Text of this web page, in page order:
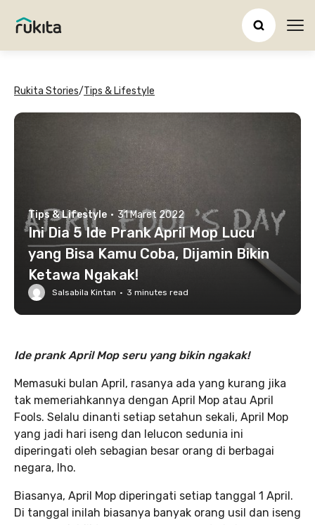
Rukita Stories/Tips & Lifestyle
Tips & Lifestyle · 31 Maret 2022
Ini Dia 5 Ide Prank April Mop Lucu
yang Bisa Kamu Coba, Dijamin Bikin
Ketawa Ngakak!
Salsabila Kintan · 3 minutes read
Ide prank April Mop seru yang bikin ngakak!
Memasuki bulan April, rasanya ada yang kurang jika
tak memeriahkannya dengan April Mop atau April
Fools. Selalu dinanti setiap setahun sekali, April Mop
yang jadi hari iseng dan lelucon sedunia ini
diperingati oleh sebagian besar orang di berbagai
negara, lho.
Biasanya, April Mop diperingati setiap tanggal 1 April.
Di tanggal inilah biasanya banyak orang usil dan iseng